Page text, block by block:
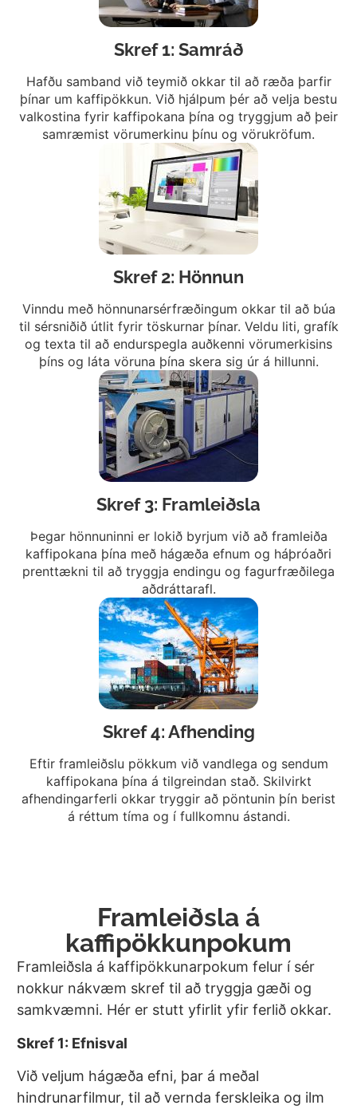
Skref 1: Samráð
Hafðu samband við teymið okkar til að ræða þarfir
þínar um kaffipökkun. Við hjálpum þér að velja bestu
valkostina fyrir kaffipokana þína og tryggjum að þeir
samræmist vörumerkinu þínu og vörukröfum.
Skref 2: Hönnun
Vinndu með hönnunarsérfræðingum okkar til að búa
til sérsniðið útlit fyrir töskurnar þínar. Veldu liti, grafík
og texta til að endurspegla auðkenni vörumerkisins
þíns og láta vöruna þína skera sig úr á hillunni.
Skref 3: Framleiðsla
Þegar hönnuninni er lokið byrjum við að framleiða
kaffipokana þína með hágæða efnum og háþróaðri
prenttækni til að tryggja endingu og fagurfræðilega
aðdráttarafl.
Skref 4: Afhending
Eftir framleiðslu pökkum við vandlega og sendum
kaffipokana þína á tilgreindan stað. Skilvirkt
afhendingarferli okkar tryggir að pöntunin þín berist
á réttum tíma og í fullkomnu ástandi.
Framleiðsla á
kaffipökkunpokum
Framleiðsla á kaffipökkunarpokum felur í sér
nokkur nákvæm skref til að tryggja gæði og
samkvæmni. Hér er stutt yfirlit yfir ferlið okkar.
Skref 1: Efnisval
Við veljum hágæða efni, þar á meðal
hindrunarfilmur, til að vernda ferskleika og ilm